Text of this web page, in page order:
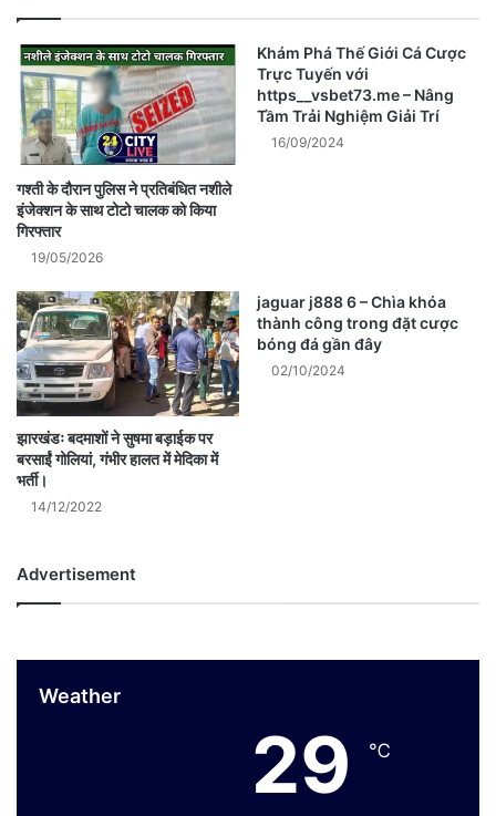
गश्ती के दौरान पुलिस ने प्रतिबंधित नशीले
इंजेक्शन के साथ टोटो चालक को किया
गिरफ्तार
19/05/2026
Khám Phá Thế Giới Cá Cược
Trực Tuyến với
https__vsbet73.me – Nâng
Tầm Trải Nghiệm Giải Trí
16/09/2024
झारखंडः बदमाशों ने सुषमा बड़ाईक पर
बरसाईं गोलियां, गंभीर हालत में मेदिका में
भर्ती।
14/12/2022
jaguar j888 6 – Chìa khóa
thành công trong đặt cược
bóng đá gần đây
02/10/2024
Advertisement
Weather
29 ℃